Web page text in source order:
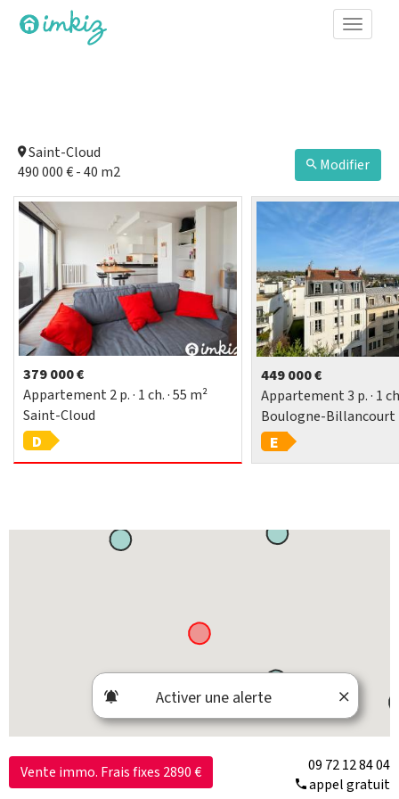
Toggle
Activer une alerte
Saint-Cloud
490 000 € - 40 m2
Modifier
379 000 €
Appartement 2p.· 1ch.· 55 m²
Saint-Cloud
D
449 000 €
Appartement3 p.· 1
Boulogne-Billancourt
E
Vente immo. Frais fixes 2890 €
09 72 12 84 04
appel gratuit